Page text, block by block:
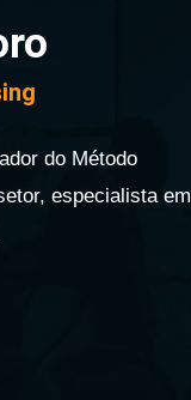
do Método
especialista em